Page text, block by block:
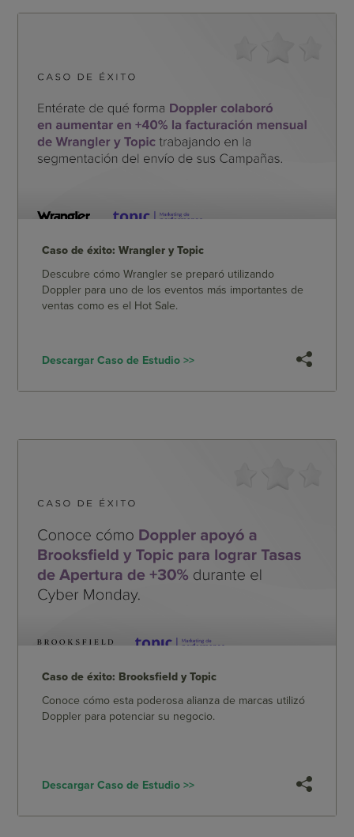
Caso de éxito: Wrangler y Topic
Descubre cómo Wrangler se preparó utilizando
Doppler para uno de los eventos más importantes de
ventas como es el Hot Sale.
Descargar Caso de Estudio >>
Caso de éxito: Brooksfield y Topic
Conoce cómo esta poderosa alianza de marcas utilizó
Doppler para potenciar su negocio.
Descargar Caso de Estudio >>